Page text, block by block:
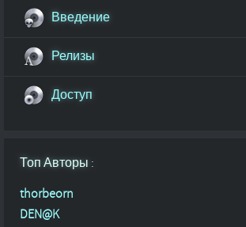
Введение
Релизы
Доступ
Топ Авторы :
thorbeorn
DEN@K